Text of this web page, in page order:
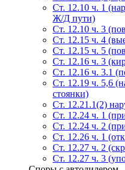
Ст. 12.10 ч. 1
Ж/Д пути)
Ст. 12.10 ч. 3
Ст. 12.15 ч. 4
Ст. 12.15 ч. 5
Ст. 12.16 ч. 3
Ст. 12.16 ч. 3.1
Ст. 12.19 ч. 5,6
стоянки)
Ст. 12.21.1(2)
Ст. 12.24 ч. 1
Ст. 12.24 ч. 2
Ст. 12.26 ч. 1
Ст. 12.27 ч. 2
Ст. 12.27 ч. 3